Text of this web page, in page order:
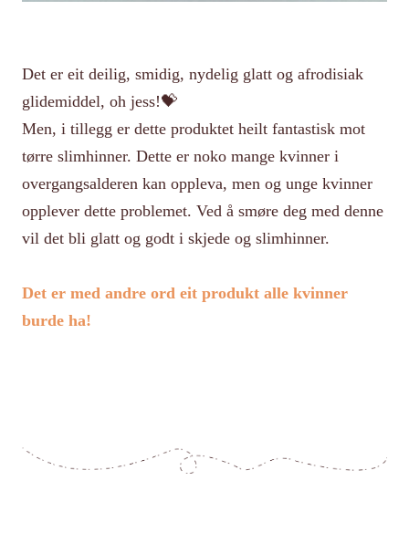
Det er eit deilig, smidig, nydelig glatt og afrodisiak
glidemiddel, oh jess!💝
Men, i tillegg er dette produktet heilt fantastisk mot
tørre slimhinner. Dette er noko mange kvinner i
overgangsalderen kan oppleva, men og unge kvinner
opplever dette problemet. Ved å smøre deg med denne
vil det bli glatt og godt i skjede og slimhinner.
Det er med andre ord eit produkt alle kvinner
burde ha!